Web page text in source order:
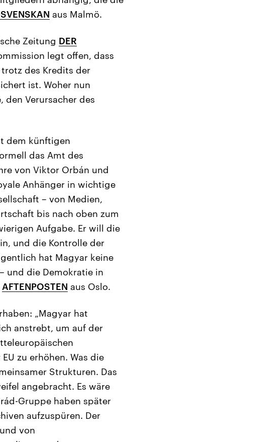
aus Malmö.
Zeitung DER
legt offen, dass
des Kredits der
ist. Woher nun
den Verursacher des
dem künftigen
das Amt des
von Viktor Orbán und
Anhänger in wichtige
– von Medien,
bis nach oben zum
Aufgabe. Er will die
und die Kontrolle der
hat Magyar keine
und die Demokratie in
AFTENPOSTEN aus Oslo.
„Magyar hat
anstrebt, um auf der
zu erhöhen. Was die
Strukturen. Das
angebracht. Es wäre
Gruppe haben später
aufzuspüren. Der
von